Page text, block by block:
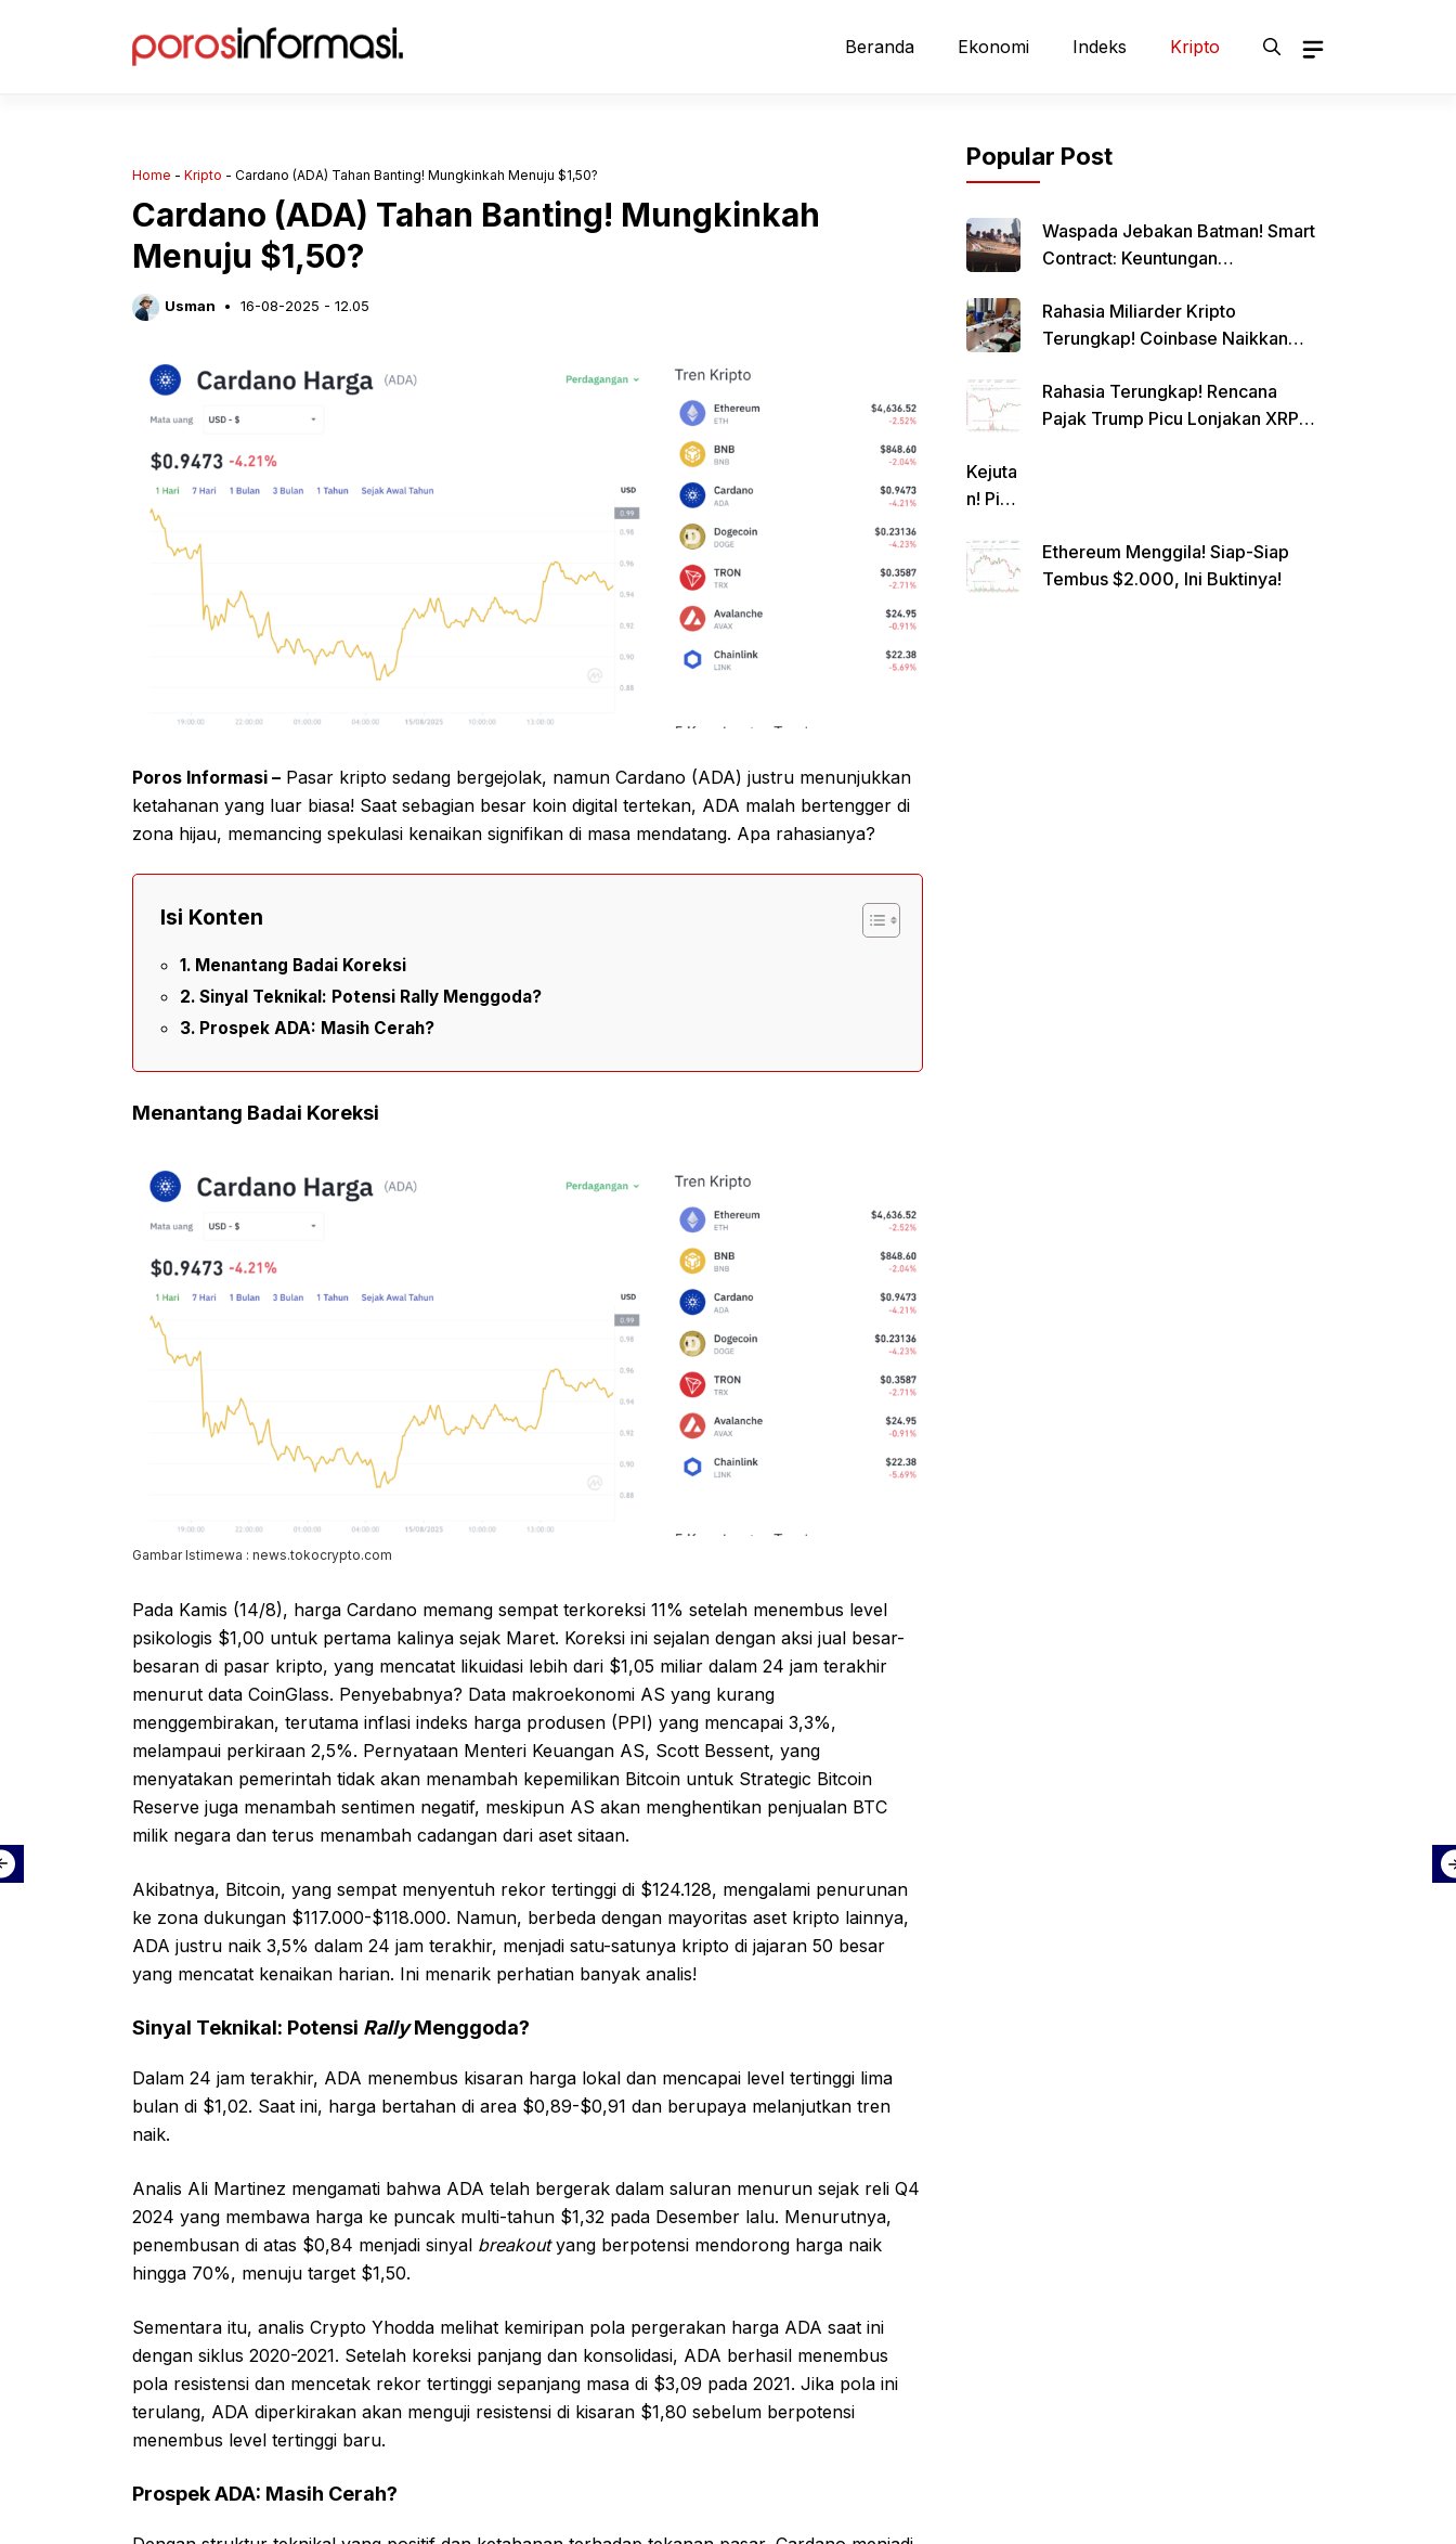
Beranda Ekonomi Indeks Kripto
Home - Kripto - Cardano (ADA) Tahan Banting! Mungkinkah Menuju $1,50?
Cardano (ADA) Tahan Banting! Mungkinkah
Menuju $1,50?
Usman 16-08-2025 - 12.05
Poros Informasi – Pasar kripto sedang bergejolak, namun Cardano (ADA) justru menunjukkan
ketahanan yang luar biasa! Saat sebagian besar koin digital tertekan, ADA malah bertengger di
zona hijau, memancing spekulasi kenaikan signifikan di masa mendatang. Apa rahasianya?
Isi Konten
Menantang Badai Koreksi
Sinyal Teknikal: Potensi Rally Menggoda?
Prospek ADA: Masih Cerah?
Menantang Badai Koreksi
Gambar Istimewa : news.tokocrypto.com
Pada Kamis (14/8), harga Cardano memang sempat terkoreksi 11% setelah menembus level
psikologis $1,00 untuk pertama kalinya sejak Maret. Koreksi ini sejalan dengan aksi jual besar-
besaran di pasar kripto, yang mencatat likuidasi lebih dari $1,05 miliar dalam 24 jam terakhir
menurut data CoinGlass. Penyebabnya? Data makroekonomi AS yang kurang
menggembirakan, terutama inflasi indeks harga produsen (PPI) yang mencapai 3,3%,
melampaui perkiraan 2,5%. Pernyataan Menteri Keuangan AS, Scott Bessent, yang
menyatakan pemerintah tidak akan menambah kepemilikan Bitcoin untuk Strategic Bitcoin
Reserve juga menambah sentimen negatif, meskipun AS akan menghentikan penjualan BTC
milik negara dan terus menambah cadangan dari aset sitaan.
Akibatnya, Bitcoin, yang sempat menyentuh rekor tertinggi di $124.128, mengalami penurunan
ke zona dukungan $117.000-$118.000. Namun, berbeda dengan mayoritas aset kripto lainnya,
ADA justru naik 3,5% dalam 24 jam terakhir, menjadi satu-satunya kripto di jajaran 50 besar
yang mencatat kenaikan harian. Ini menarik perhatian banyak analis!
Sinyal Teknikal: Potensi RallyMenggoda?
Dalam 24 jam terakhir, ADA menembus kisaran harga lokal dan mencapai level tertinggi lima
bulan di $1,02. Saat ini, harga bertahan di area $0,89-$0,91 dan berupaya melanjutkan tren
naik.
Analis Ali Martinez mengamati bahwa ADA telah bergerak dalam saluran menurun sejak reli Q4
2024 yang membawa harga ke puncak multi-tahun $1,32 pada Desember lalu. Menurutnya,
penembusan di atas $0,84 menjadi sinyal breakoutyang berpotensi mendorong harga naik
hingga 70%, menuju target $1,50.
Sementara itu, analis Crypto Yhodda melihat kemiripan pola pergerakan harga ADA saat ini
dengan siklus 2020-2021. Setelah koreksi panjang dan konsolidasi, ADA berhasil menembus
pola resistensi dan mencetak rekor tertinggi sepanjang masa di $3,09 pada 2021. Jika pola ini
terulang, ADA diperkirakan akan menguji resistensi di kisaran $1,80 sebelum berpotensi
menembus level tertinggi baru.
Prospek ADA: Masih Cerah?
Popular Post
Waspada Jebakan Batman! Smart
Contract: Keuntungan
Rahasia Miliarder Kripto
Terungkap! Coinbase Naikkan
Juta!
Rahasia Terungkap! Rencana
Pajak Trump Picu Lonjakan XRP
Kejuta
n! Pi
rk
Gande
Ethereum Menggila! Siap-Siap
Tembus $2.000, Ini Buktinya!